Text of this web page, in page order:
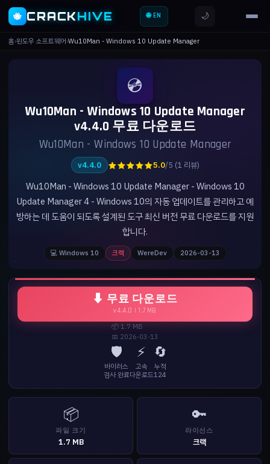
🐝 CRACKHIVE 🌐 EN 🌙
홈›윈도우 소프트웨어›Wu10Man - Windows 10 Update Manager
💿
Wu10Man - Windows 10 Update Manager
v4.4.0 무료 다운로드
Wu10Man - Windows 10 Update Manager
v4.4.0 ★★★★★5.0/5 (1 리뷰)
Wu10Man - Windows 10 Update Manager - Windows 10
Update Manager 4 - Windows 10의 자동 업데이트를 관리하고 예
방하는 데 도움이 되도록 설계된 도구 최신 버전 무료 다운로드를 지원
합니다.
💻 Windows 10 크랙 WereDev 2026-03-13
⬇ 무료 다운로드
v4.4.0 | 1.7 MB
📦 1.7 MB
📅 2026-03-13
🛡️
바이러스
검사 완료
⚡
고속
다운로드
🔄
누적
124
📦
파일 크기
1.7 MB
🔑
라이선스
크랙